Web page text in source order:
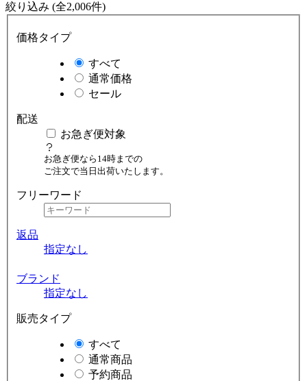
絞り込み (全2,006件)
価格タイプ
すべて
通常価格
セール
配送
お急ぎ便対象
お急ぎ便なら14時までの
ご注文で当日出荷いたします。
フリーワード
返品
指定なし
ブランド
指定なし
販売タイプ
すべて
通常商品
予約商品